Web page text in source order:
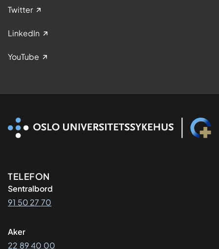
Twitter
LinkedIn
YouTube
Kontaktinformasjon
TELEFON
Sentralbord
91 50 27 70
Aker
22 89 40 00